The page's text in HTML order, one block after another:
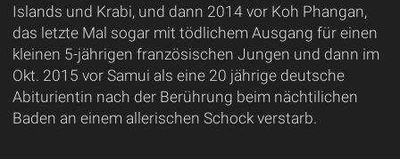
Islands und Krabi, und dann 2014 vor Koh Phangan,
das letzte Mal sogar mit tödlichem Ausgang für einen
kleinen 5-jährigen französischen Jungen und dann im
Okt. 2015 vor Samui als eine 20 jährige deutsche
Abiturientin nach der Berührung beim nächtilichen
Baden an einem allerischen Schock verstarb.